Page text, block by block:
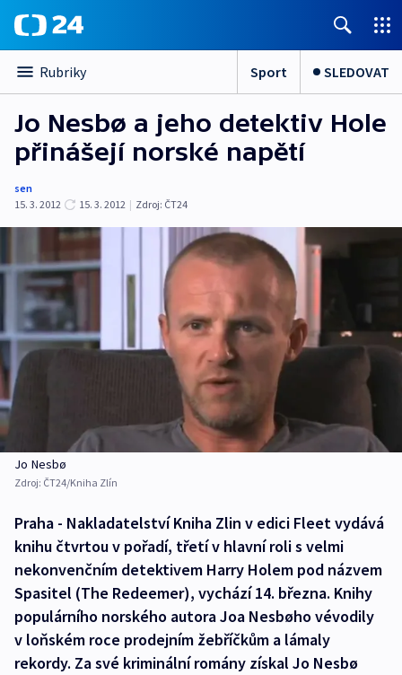
Rubriky Sport SLEDOVAT
Jo Nesbø a jeho detektiv Hole
přinášejí norské napětí
sen
15. 3. 2012
15. 3. 2012 | Zdroj: ČT24
Jo Nesbø
Zdroj: ČT24/Kniha Zlín
Praha - Nakladatelství Kniha Zlin v edici Fleet vydává
knihu čtvrtou v pořadí, třetí v hlavní roli s velmi
nekonvenčním detektivem Harry Holem pod názvem
Spasitel (The Redeemer), vychází 14. března. Knihy
populárního norského autora Joa Nesbøho vévodily
v loňském roce prodejním žebříčkům a lámaly
rekordy. Za své kriminální romány získal Jo Nesbø